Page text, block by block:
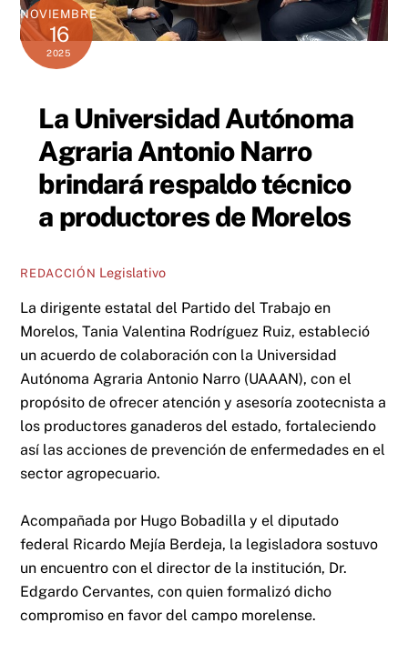
NOVIEMBRE
16
2025
La Universidad Autónoma
Agraria Antonio Narro
brindará respaldo técnico
a productores de Morelos
REDACCIÓN Legislativo
La dirigente estatal del Partido del Trabajo en
Morelos, Tania Valentina Rodríguez Ruiz, estableció
un acuerdo de colaboración con la Universidad
Autónoma Agraria Antonio Narro (UAAAN), con el
propósito de ofrecer atención y asesoría zootecnista a
los productores ganaderos del estado, fortaleciendo
así las acciones de prevención de enfermedades en el
sector agropecuario.
Acompañada por Hugo Bobadilla y el diputado
federal Ricardo Mejía Berdeja, la legisladora sostuvo
un encuentro con el director de la institución, Dr.
Edgardo Cervantes, con quien formalizó dicho
compromiso en favor del campo morelense.